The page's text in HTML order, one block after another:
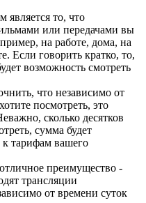
то, что
или передачами вы
на работе, дома, на
Если говорить кратко, то,
возможность смотреть
что независимо от
посмотреть, это
сколько десятков
сумма будет
к тарифам вашего
преимущество -
трансляции
от времени суток